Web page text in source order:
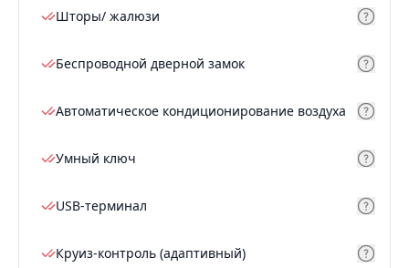
Шторы/ жалюзи
Беспроводной дверной замок
Автоматическое кондиционирование воздуха
Умный ключ
USB-терминал
Круиз-контроль (адаптивный)